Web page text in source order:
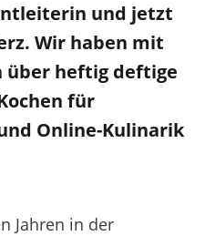
und jetzt
Wir haben mit
über heftig deftige
für
Online-Kulinarik
Jahren in der